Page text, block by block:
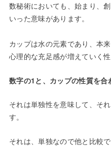
数秘術においても、始まり、
いった意味があります。
カップは水の元素であり、本
心理的な充足感が増えていく
数字の1と、カップの性質を合
それは単独性を意味して、そ
す。
それは、単独なので他と比較で